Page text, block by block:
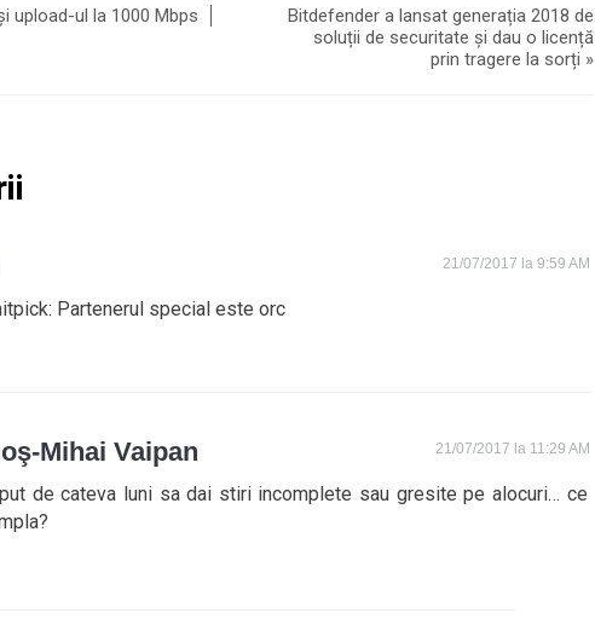
upload-ul la 1000 Mbps
Bitdefender a lansat generația 2018 de
soluții de securitate și dau o licență
prin tragere la sorți »
21/07/2017 la 9:59 AM
Partenerul special este orc
Mihai Vaipan 21/07/2017 la 11:29 AM
de cateva luni sa dai stiri incomplete sau gresite pe alocuri… ce